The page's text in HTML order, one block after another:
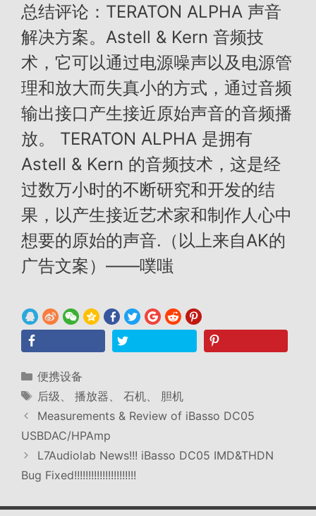
总结评论：TERATON ALPHA 声音
解决方案。Astell & Kern 音频技
术，它可以通过电源噪声以及电源管
理和放大而失真小的方式，通过音频
输出接口产生接近原始声音的音频播
放。 TERATON ALPHA 是拥有
Astell & Kern 的音频技术，这是经
过数万小时的不断研究和开发的结
果，以产生接近艺术家和制作人心中
想要的原始的声音.（以上来自AK的
广告文案）——噗嗤
分
类
便携设备
标
签
后级 播放器 石机、
胆机
Measurements & Review of iBasso DC05
USBDAC/HPAmp
L7Audiolab News!!! iBasso DC05 IMD&THDN
Bug Fixed!!!!!!!!!!!!!!!!!!!!!!